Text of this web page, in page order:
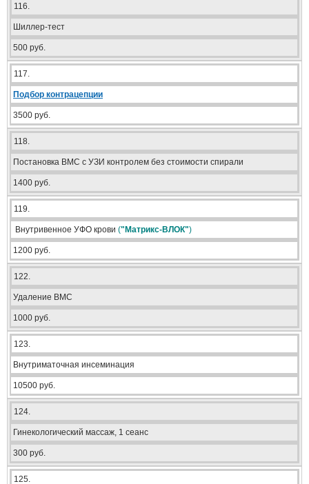
116.
Шиллер-тест
500 руб.
117.
Подбор контрацепции
3500 руб.
118.
Постановка ВМС с УЗИ контролем без стоимости спирали
1400 руб.
119.
Внутривенное УФО крови ("Матрикс-ВЛОК")
1200 руб.
122.
Удаление ВМС
1000 руб.
123.
Внутриматочная инсеминация
10500 руб.
124.
Гинекологический массаж, 1 сеанс
300 руб.
125.